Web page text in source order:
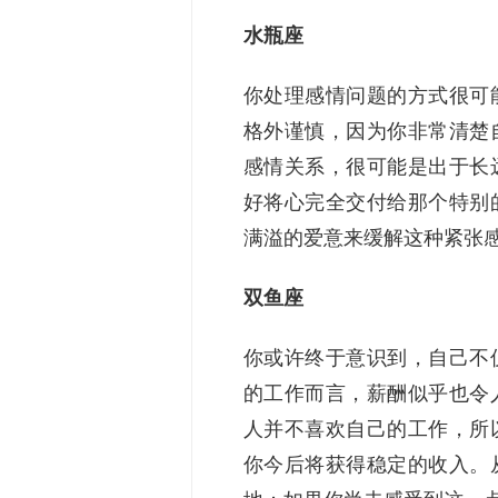
水瓶座
你处理感情问题的方式很
格外谨慎，因为你非常清
感情关系，很可能是出于
好将心完全交付给那个特
满溢的爱意来缓解这种紧张
双鱼座
你或许终于意识到，自己
的工作而言，薪酬似乎也
人并不喜欢自己的工作，
你今后将获得稳定的收入